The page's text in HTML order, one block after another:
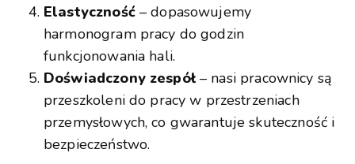
Elastyczność– dopasowujemy
harmonogram pracy do godzin
funkcjonowania hali.
Doświadczony zespół– nasi pracownicy są
przeszkoleni do pracy w przestrzeniach
przemysłowych, co gwarantuje skuteczność i
bezpieczeństwo.